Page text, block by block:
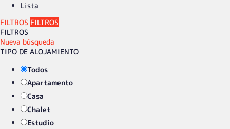
Lista
FILTROS FILTROS
FILTROS
Nueva búsqueda
TIPO DE ALOJAMIENTO
Todos
Apartamento
Casa
Chalet
Estudio